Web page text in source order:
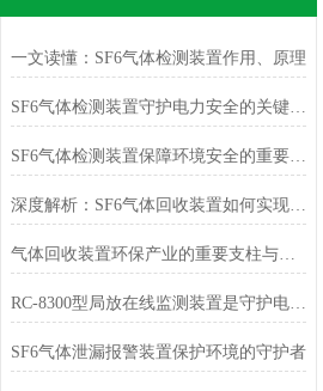
一文读懂：SF6气体检测装置作用、原理
SF6气体检测装置守护电力安全的关键技术
SF6气体检测装置保障环境安全的重要工具
深度解析：SF6气体回收装置如何实现高效压缩与储存？
气体回收装置环保产业的重要支柱与未来展望
RC-8300型局放在线监测装置是守护电力系统的安全卫士
SF6气体泄漏报警装置保护环境的守护者